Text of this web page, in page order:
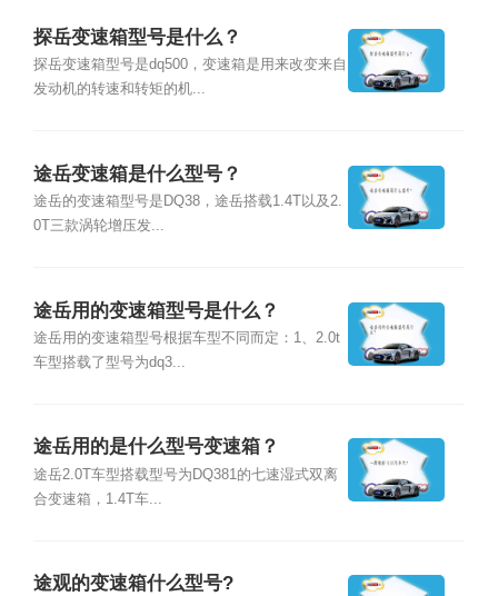
探岳变速箱型号是什么？
探岳变速箱型号是dq500，变速箱是用来改变来自
发动机的转速和转矩的机...
途岳变速箱是什么型号？
途岳的变速箱型号是DQ38，途岳搭载1.4T以及2.
0T三款涡轮增压发...
途岳用的变速箱型号是什么？
途岳用的变速箱型号根据车型不同而定：1、2.0t
车型搭载了型号为dq3...
途岳用的是什么型号变速箱？
途岳2.0T车型搭载型号为DQ381的七速湿式双离
合变速箱，1.4T车...
途观的变速箱什么型号?